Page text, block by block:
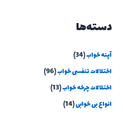
دسته‌ها
آپنه خواب(34)
اختلالات تنفسی خواب(96)
اختلالات چرخه خواب(13)
انواع بی خوابی(14)